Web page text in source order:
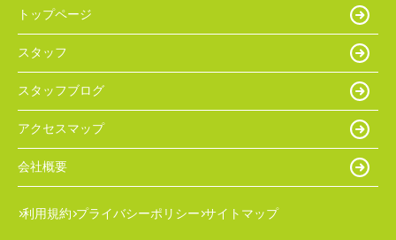
トップページ
スタッフ
スタッフブログ
アクセスマップ
会社概要
利用規約 プライバシーポリシー サイトマップ